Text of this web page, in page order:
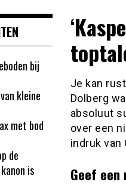
Je kan
Dolberg
absoluut
over een
indruk van
Geef
bij
kleine
met bod
de
is